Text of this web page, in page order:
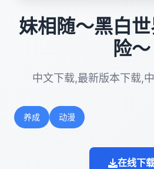
妹相随～黑白
险～
中文下载,最新版本下载,
养成 动漫
在线下